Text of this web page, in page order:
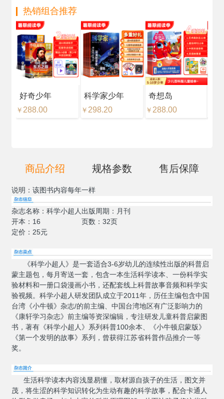
热销组合推荐
好奇少年
￥ 288.00
科学家少年
￥ 298.20
奇想岛
￥ 288.00
商品介绍 规格参数 售后保障
说明：该图书内容每年一样
杂志名称：科学小超人出版周期：月刊
开本：16
页数：32页
定价：25元
《科学小超人》是一套适合3-6岁幼儿的连续性出版的科普启
蒙主题包，每月寄送一套，包含一本生活科学读本、一份科学实
验材料和一册口袋漫画小书，还配套线上科普故事音频和科学实
验视频。科学小超人研发团队成立于2011年，历任主编包含中国
台湾《小牛顿》杂志/的前主编、中国台湾地区有广泛影响力的
《康轩学习杂志》前主编等资深编辑，专注研发儿童科普启蒙图
书，著有《科学小超人》系列科普100余本、《小牛顿启蒙版》
《第一个发明的故事》系列，曾获得江苏省科普作品推介一等
奖。
生活科学读本内容浅显易懂，取材源自孩子的生活，图文并
茂，将生涩的科学知识转化为生动有趣的科学故事，配合卡通人